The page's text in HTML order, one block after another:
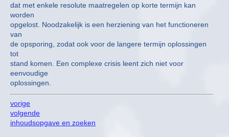
dat met enkele resolute maatregelen op korte termijn kan
worden
opgelost. Noodzakelijk is een herziening van het functioneren
van
de opsporing, zodat ook voor de langere termijn oplossingen
tot
stand komen. Een complexe crisis leent zich niet voor
eenvoudige
oplossingen.
vorige
volgende
inhoudsopgave en zoeken